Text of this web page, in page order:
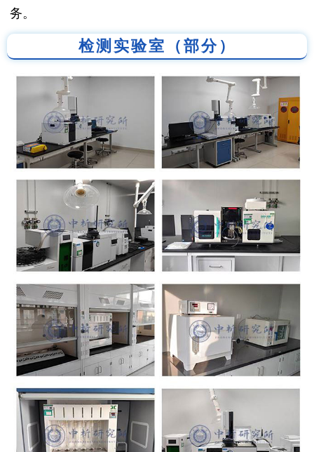
务。
检测实验室（部分）